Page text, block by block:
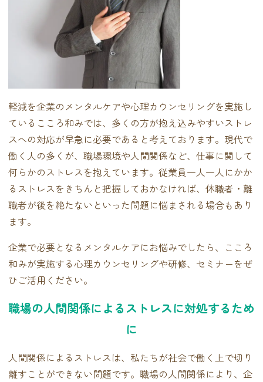
軽減を企業のメンタルケアや心理カウンセリングを実施し
ているこころ和みでは、多くの方が抱え込みやすいストレ
スへの対応が早急に必要であると考えております。現代で
働く人の多くが、職場環境や人間関係など、仕事に関して
何らかのストレスを抱えています。従業員一人一人にかか
るストレスをきちんと把握しておかなければ、休職者・離
職者が後を絶たないといった問題に悩まされる場合もあり
ます。
企業で必要となるメンタルケアにお悩みでしたら、こころ
和みが実施する心理カウンセリングや研修、セミナーをぜ
ひご活用ください。
職場の人間関係によるストレスに対処するため
に
人間関係によるストレスは、私たちが社会で働く上で切り
離すことができない問題です。職場の人間関係により、企